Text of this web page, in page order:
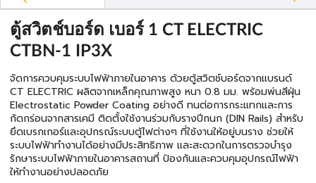
ตู้สวิตช์บอร์ด เบอร์ 1 CT ELECTRIC
CTBN-1 IP3X
จัดการควบคุมระบบไฟฟ้าภายในอาคาร ด้วยตู้สวิตช์บอร์ดจากแบรนด์
CT ELECTRIC ผลิตจากเหล็กคุณภาพสูง หนา 0.8 มม. พร้อมพ่นสีฝุ่น
Electrostatic Powder Coating อย่างดี ทนต่อการกระแทกและการ
กัดกร่อนจากสารเคมี ติดตั้งใช้งานร่วมกับรางปีกนก (DIN Rails) สำหรับ
ยึดเบรกเกอร์และอุปกรณ์ระบบตู้ไฟต่างๆ ที่ใช้งานให้อยู่บนราง ช่วยให้
ระบบไฟฟ้าทำงานได้อย่างมีประสิทธิภาพ และสะดวกในการตรวจบำรุง
รักษาระบบไฟฟ้าภายในอาคารสถานที่ ป้องกันและควบคุมอุปกรณ์ไฟฟ้า
ให้ทำงานอย่างปลอดภัย